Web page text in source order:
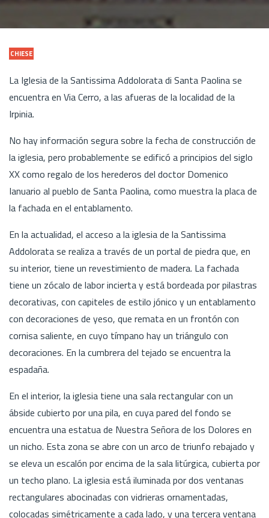
CHIESE
La Iglesia de la Santissima Addolorata di Santa Paolina se
encuentra en Via Cerro, a las afueras de la localidad de la
Irpinia.
No hay información segura sobre la fecha de construcción de
la iglesia, pero probablemente se edificó a principios del siglo
XX como regalo de los herederos del doctor Domenico
Ianuario al pueblo de Santa Paolina, como muestra la placa de
la fachada en el entablamento.
En la actualidad, el acceso a la iglesia de la Santissima
Addolorata se realiza a través de un portal de piedra que, en
su interior, tiene un revestimiento de madera. La fachada
tiene un zócalo de labor incierta y está bordeada por pilastras
decorativas, con capiteles de estilo jónico y un entablamento
con decoraciones de yeso, que remata en un frontón con
cornisa saliente, en cuyo tímpano hay un triángulo con
decoraciones. En la cumbrera del tejado se encuentra la
espadaña.
En el interior, la iglesia tiene una sala rectangular con un
ábside cubierto por una pila, en cuya pared del fondo se
encuentra una estatua de Nuestra Señora de los Dolores en
un nicho. Esta zona se abre con un arco de triunfo rebajado y
se eleva un escalón por encima de la sala litúrgica, cubierta por
un techo plano. La iglesia está iluminada por dos ventanas
rectangulares abocinadas con vidrieras ornamentadas,
colocadas simétricamente a cada lado, y una tercera ventana